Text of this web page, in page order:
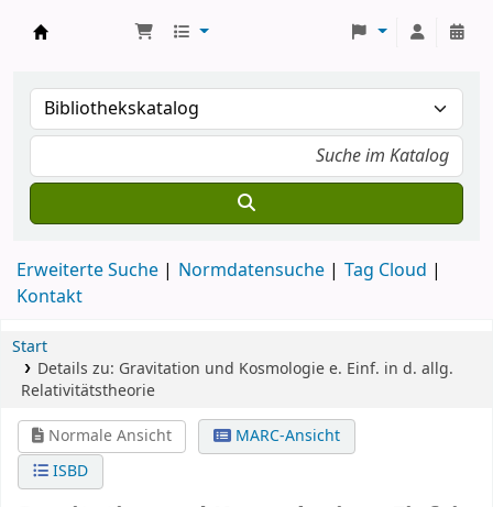
Erweiterte Suche Normdatensuche
Tag Cloud
Kontakt
Start
Details zu: Gravitation und Kosmologiee. Einf. in d. allg.
Relativitätstheorie
Normale Ansicht
MARC-Ansicht
ISBD